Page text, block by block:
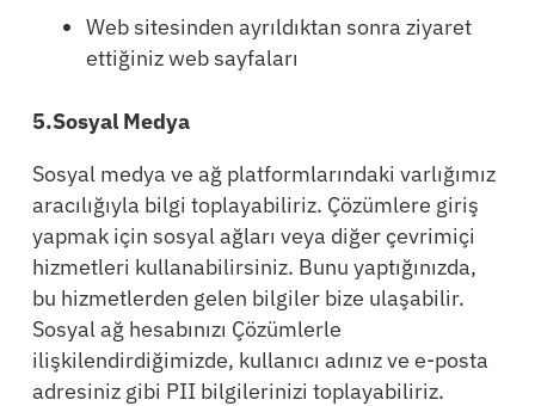
Web sitesinden ayrıldıktan sonra ziyaret
ettiğiniz web sayfaları
5.Sosyal Medya
Sosyal medya ve ağ platformlarındaki varlığımız
aracılığıyla bilgi toplayabiliriz. Çözümlere giriş
yapmak için sosyal ağları veya diğer çevrimiçi
hizmetleri kullanabilirsiniz. Bunu yaptığınızda,
bu hizmetlerden gelen bilgiler bize ulaşabilir.
Sosyal ağ hesabınızı Çözümlerle
ilişkilendirdiğimizde, kullanıcı adınız ve e-posta
adresiniz gibi PII bilgilerinizi toplayabiliriz.